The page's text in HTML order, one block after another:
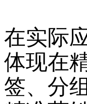
在实际
体现在
签、分